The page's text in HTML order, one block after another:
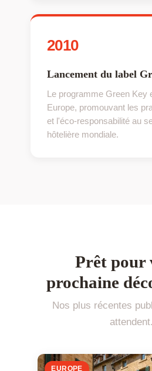
2010
Lancement du label
Le programme Green Key
Europe, promouvant les
et l'éco-responsabilité au
hôtelière mondiale.
Prêt pour
prochaine
Nos plus récentes
attendent.
EUROPE